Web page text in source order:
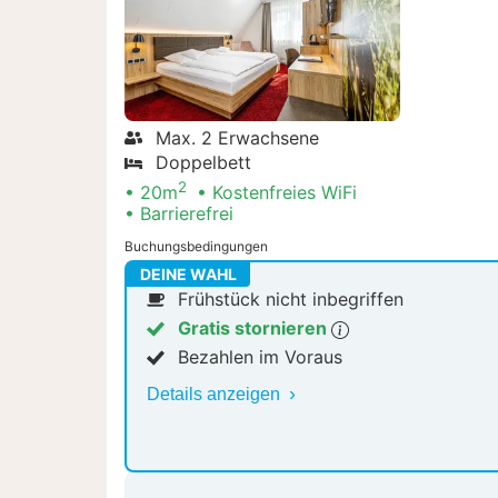
Max. 2 Erwachsene
Doppelbett
20m2
Kostenfreies WiFi
Barrierefrei
Buchungsbedingungen
DEINE WAHL
Frühstück nicht inbegriffen
Gratis stornieren
Bezahlen im Voraus
Details anzeigen